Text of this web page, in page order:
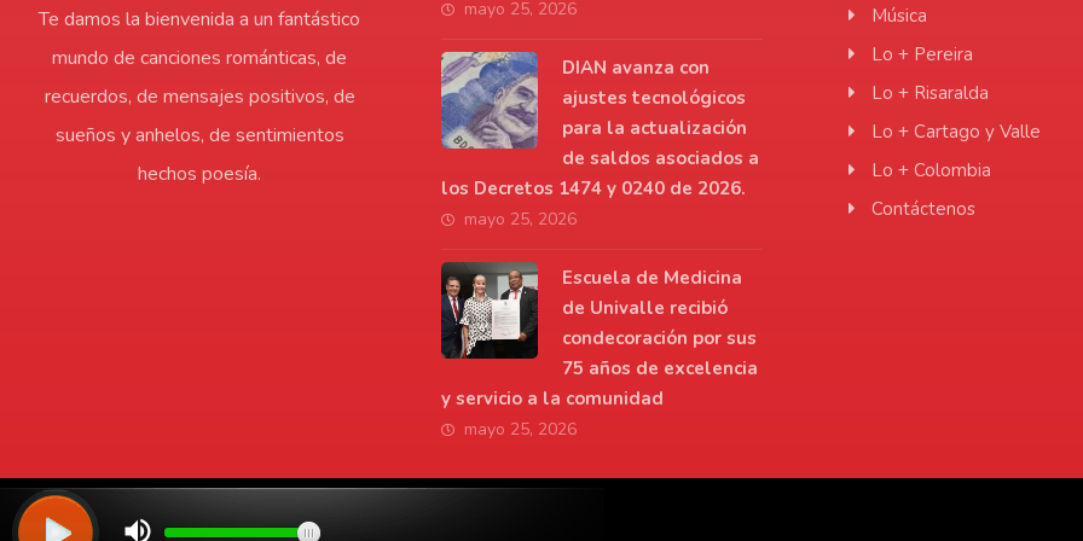
Te damos la bienvenida a un fantástico
mundo de canciones románticas, de
recuerdos, de mensajes positivos, de
sueños y anhelos, de sentimientos
hechos poesía.
mayo 25, 2026
DIAN avanza con
ajustes tecnológicos
para la actualización
de saldos asociados a
los Decretos 1474 y 0240 de 2026.
mayo 25, 2026
Escuela de Medicina
de Univalle recibió
condecoración por sus
75 años de excelencia
y servicio a la comunidad
mayo 25, 2026
Música
Lo + Pereira
Lo + Risaralda
Lo + Cartago y Valle
Lo + Colombia
Contáctenos